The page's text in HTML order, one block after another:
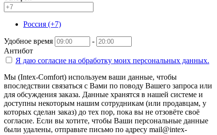
Россия (+7)
Удобное время
-
Антибот
Я даю согласие на обработку моих персональных данных.
Мы (Intex-Comfort) используем ваши данные, чтобы
впоследствии связаться с Вами по поводу Вашего запроса или
для обсуждения заказа. Данные хранятся в нашей системе и
доступны некоторым нашим сотрудникам (или продавцам, у
которых сделан заказ) до тех пор, пока вы не отзовёте своё
согласие. Если вы хотите, чтобы Ваши персональные данные
были удалены, отправьте письмо по адресу mail@intex-